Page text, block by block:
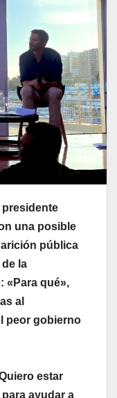
presidente
una posible
pública
la
«Para qué»,
al
peor gobierno
estar
ayudar a